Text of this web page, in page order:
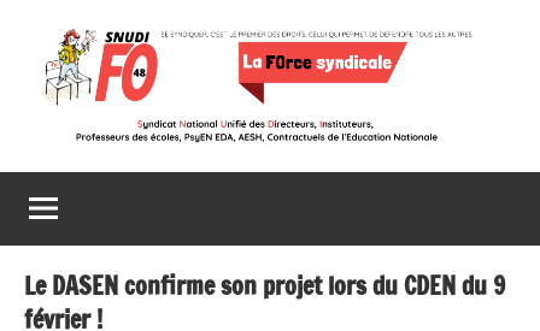
contenu
Snudi
FO
48
c’est
le
premier
des
Le DASEN confirme son projet lors du CDEN du 9
février !